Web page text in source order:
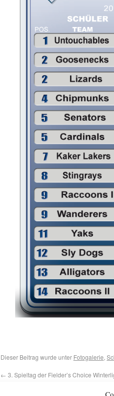
Dieser Beitrag wurde unter Fotogalerie,
← 3. Spieltag der Fielder’s Choice